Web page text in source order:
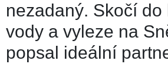
nezadaný. Skočí do
vody a vyleze na
popsal ideální